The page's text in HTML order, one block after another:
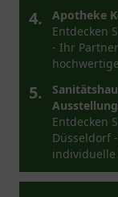
4.
Apotheke
Entdecken
- Ihr
5.
Entdecken
Düsseldorf
individuelle